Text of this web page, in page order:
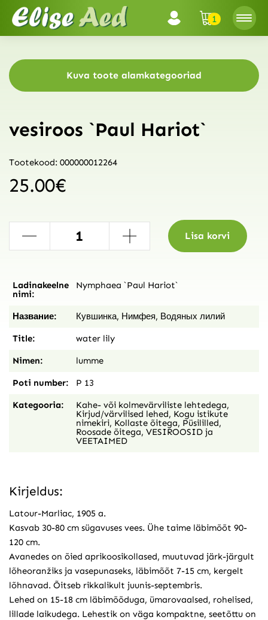
1
Kuva toote alamkategooriad
vesiroos `Paul Hariot`
Tootekood: 000000012264
25.00€
- + Lisa korvi
Ladinakeelne
nimi:
Nymphaea `Paul Hariot`
Название: Кувшинка, Нимфея, Водяных лилий
Title: water lily
Nimen: lumme
Poti number: P 13
Kategooria: Kahe- või kolmevärviliste lehtedega,
Kirjud/värvilised lehed, Kogu istikute
nimekiri, Kollaste õitega, Püsililled,
Roosade õitega, VESIROOSID ja
VEETAIMED
Kirjeldus:
Latour-Marliac, 1905 a.
Kasvab 30-80 cm sügavuses vees. Ühe taime läbimõõt 90-
120 cm.
Avanedes on õied aprikoosikollased, muutuvad järk-järgult
lõheoranžiks ja vasepunaseks, läbimõõt 7-15 cm, kergelt
lõhnavad. Õitseb rikkalikult juunis-septembris.
Lehed on 15-18 cm läbimõõduga, ümarovaalsed, rohelised,
lillade laikudega. Lehestik on väga kompaktne, seetõttu on